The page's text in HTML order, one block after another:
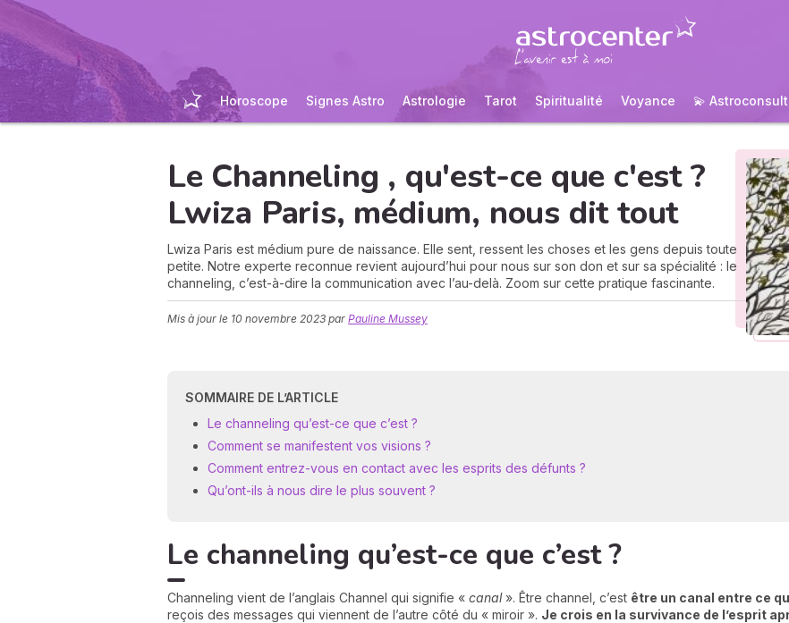
Horoscope Signes Astro Astrologie Tarot Spiritualité Voyance 💫 Astroconsult
Le Channeling , qu'est-ce que c'est ?
Lwiza Paris, médium, nous dit tout
Lwiza Paris est médium pure de naissance. Elle sent, ressent les choses et les gens depuis toute
petite. Notre experte reconnue revient aujourd’hui pour nous sur son don et sur sa spécialité : le
channeling, c’est-à-dire la communication avec l’au-delà. Zoom sur cette pratique fascinante.
Mis à jour le 10 novembre 2023 par Pauline Mussey
SOMMAIRE DE L’ARTICLE
Le channeling qu’est-ce que c’est ?
Comment se manifestent vos visions ?
Comment entrez-vous en contact avec les esprits des défunts ?
Qu’ont-ils à nous dire le plus souvent ?
Le channeling qu’est-ce que c’est ?
Channeling vient de l’anglais Channel qui signifie « canal». Être channel, c’est être un canal entre ce
reçois des messages qui viennent de l’autre côté du « miroir ». Je crois en la survivance de l’esprit